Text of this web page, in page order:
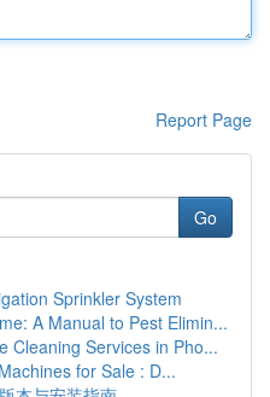
Report Page
Go
Sprinkler System
A Manual to Pest Elimin...
Cleaning Services in Pho...
for Sale : D...